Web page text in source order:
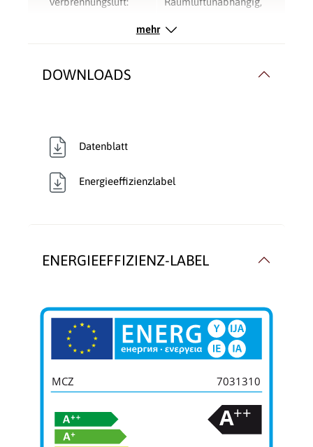
Warmluftverteilung:
mehr
DOWNLOADS
Datenblatt
Energieeffizienzlabel
ENERGIEEFFIZIENZ-LABEL
MCZ 7031310
A++